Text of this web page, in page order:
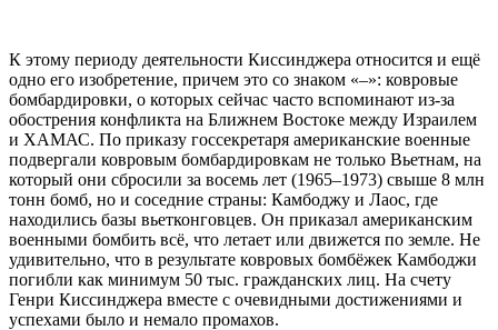
К этому периоду деятельности Киссинджера относится и ещё
одно его изобретение, причем это со знаком «–»: ковровые
бомбардировки, о которых сейчас часто вспоминают из-за
обострения конфликта на Ближнем Востоке между Израилем
и ХАМАС. По приказу госсекретаря американские военные
подвергали ковровым бомбардировкам не только Вьетнам, на
который они сбросили за восемь лет (1965–1973) свыше 8 млн
тонн бомб, но и соседние страны: Камбоджу и Лаос, где
находились базы вьетконговцев. Он приказал американским
военными бомбить всё, что летает или движется по земле. Не
удивительно, что в результате ковровых бомбёжек Камбоджи
погибли как минимум 50 тыс. гражданских лиц. На счету
Генри Киссинджера вместе с очевидными достижениями и
успехами было и немало промахов.